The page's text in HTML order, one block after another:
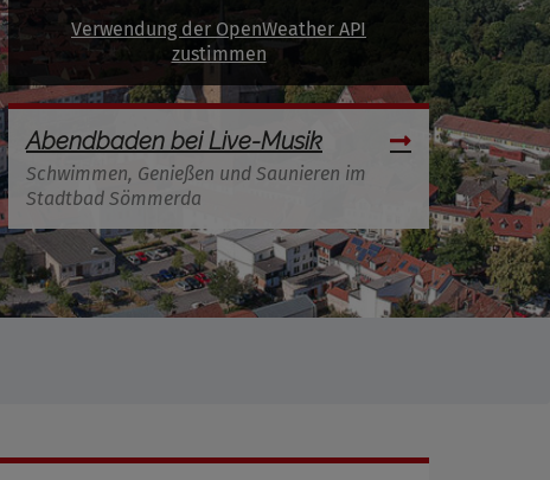
Verwendung der OpenWeather API
zustimmen
Abendbaden bei Live-Musik
Schwimmen, Genießen und Saunieren im
Stadtbad Sömmerda